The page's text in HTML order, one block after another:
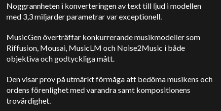
Noggrannheten i konverteringen av text till ljud i modellen
med 3,3 miljarder parametrar var exceptionell.
MusicGen överträffar konkurrerande musikmodeller som
Riffusion, Mousai, MusicLM och Noise2Music i både
objektiva och godtyckliga mått.
Den visar prov på utmärkt förmåga att bedöma musikens och
ordens förenlighet med varandra samt kompositionens
trovärdighet.